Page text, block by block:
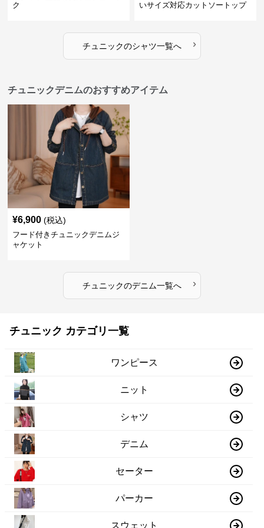
ク
いサイズ対応カットソートップ
チュニックのシャツ一覧へ ›
チュニックデニムのおすすめアイテム
¥6,900 (税込)
フード付きチュニックデニムジ
ャケット
チュニックのデニム一覧へ ›
チュニック カテゴリ一覧
ワンピース
ニット
シャツ
デニム
セーター
パーカー
スウェット